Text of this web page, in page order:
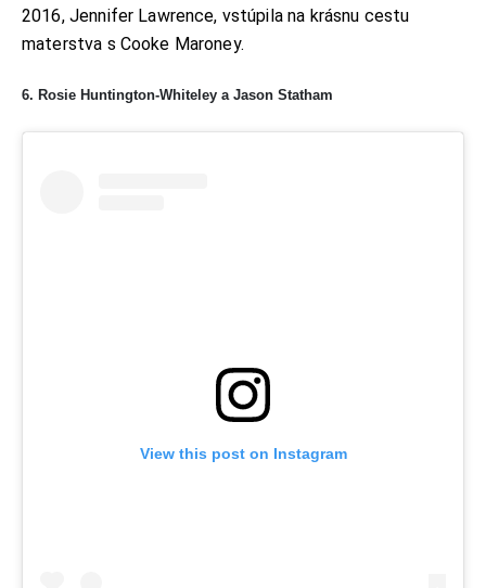
2016, Jennifer Lawrence, vstúpila na krásnu cestu
materstva s Cooke Maroney.
6. Rosie Huntington-Whiteley a Jason Statham
View this post on Instagram